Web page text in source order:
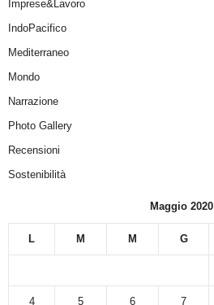
Imprese&Lavoro
IndoPacifico
Mediterraneo
Mondo
Narrazione
Photo Gallery
Recensioni
Sostenibilità
Maggio 2020
L M M G
4 5 6 7